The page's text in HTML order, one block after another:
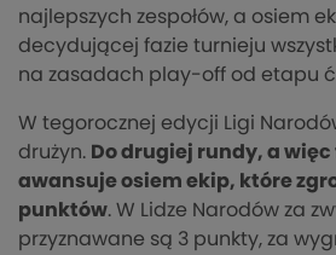
najlepszych zespołów, a osiem
decydującej fazie turnieju
na zasadach play-off od etapu
W tegorocznej edycji Ligi
drużyn. Do drugiej rundy, a
awansuje osiem ekip, które
punktów. W Lidze Narodów za
przyznawane są 3 punkty, za